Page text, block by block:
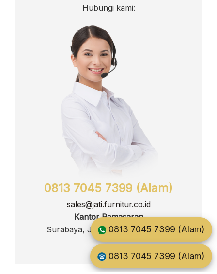
Hubungi kami:
0813 7045 7399 (Alam)
sales@jati.furnitur.co.id
Kantor Pemasaran
Surabaya, Jawa Timur, Indonesia
0813 7045 7399 (Alam)
0813 7045 7399 (Alam)